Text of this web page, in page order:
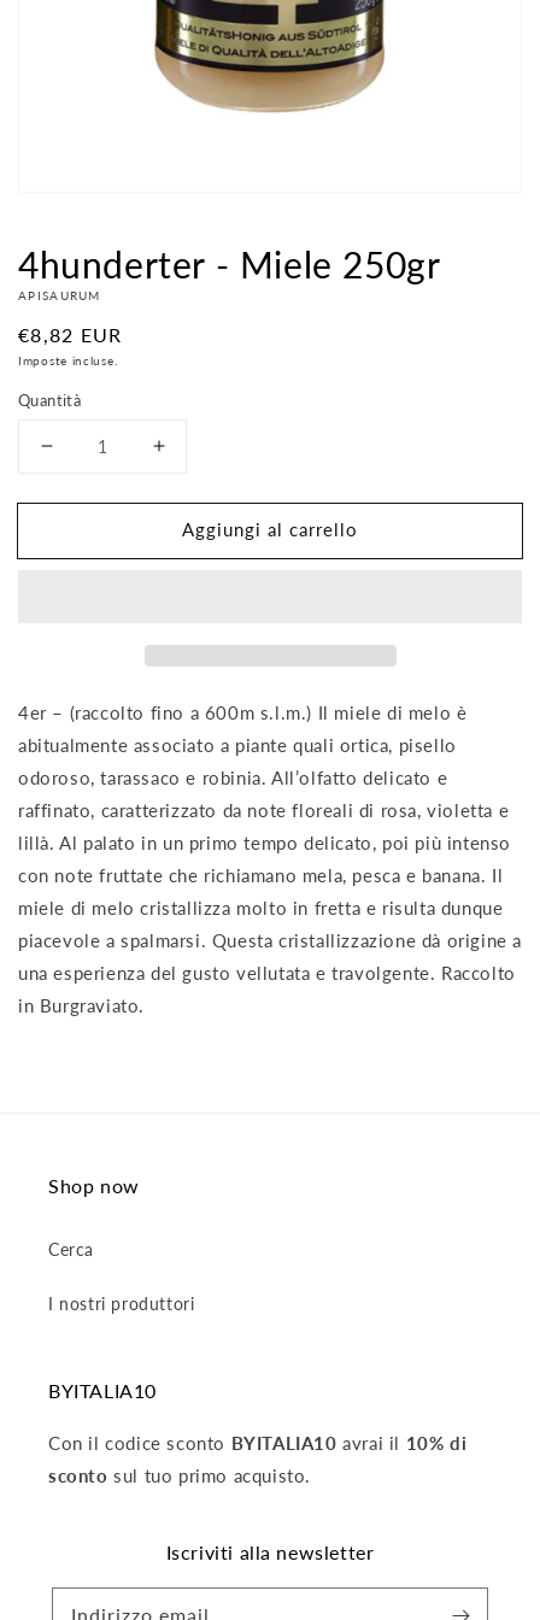
contenuti
multimediali
nella
modalità
galleria
4hunderter - Miele 250gr
APISAURUM
Prezzo
di
listino
€8,82 EUR
Imposte incluse.
Quantità
Diminuisci
per
-
Aumenta
per
4hunderter
-
Aggiungi al carrello
4er – (raccolto fino a 600m s.l.m.) Il miele di melo è
abitualmente associato a piante quali ortica, pisello
odoroso, tarassaco e robinia. All’olfatto delicato e
raffinato, caratterizzato da note floreali di rosa, violetta e
lillà. Al palato in un primo tempo delicato, poi più intenso
con note fruttate che richiamano mela, pesca e banana. Il
miele di melo cristallizza molto in fretta e risulta dunque
piacevole a spalmarsi. Questa cristallizzazione dà origine a
una esperienza del gusto vellutata e travolgente. Raccolto
in Burgraviato.
Shop now
Cerca
I nostri produttori
BYITALIA10
Con il codice sconto BYITALIA10 avrai il 10% di
sconto sul tuo primo acquisto.
Iscriviti alla newsletter
Indirizzo email